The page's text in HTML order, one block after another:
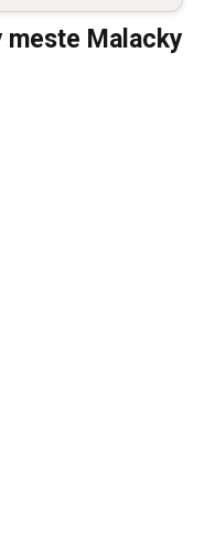
meste Malacky